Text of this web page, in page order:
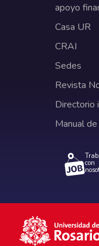
apoyo
Casa UR
CRAI
Sedes
Revista
Directorio
Manual
con